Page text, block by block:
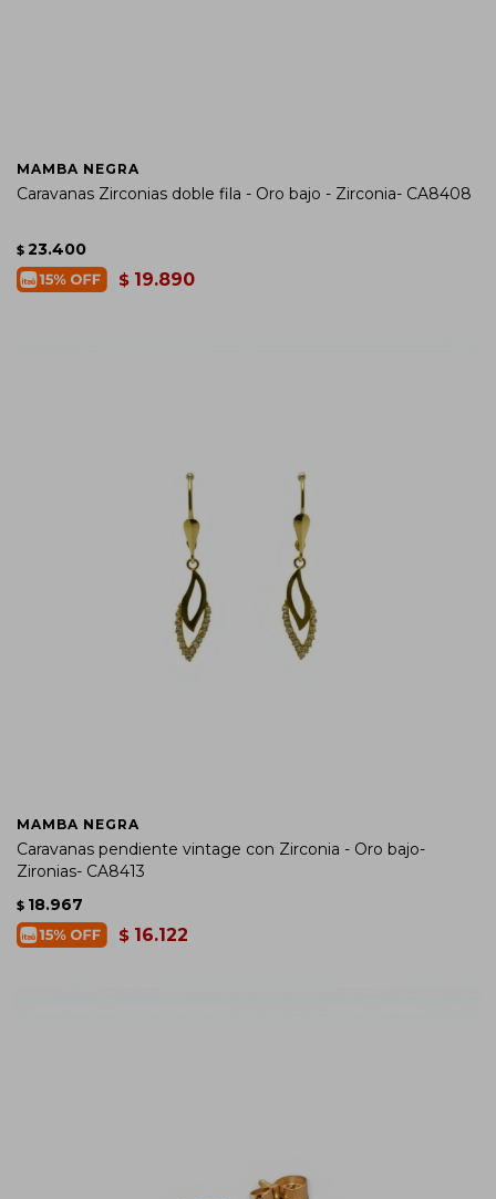
MAMBA NEGRA
Caravanas Zirconias doble fila - Oro bajo - Zirconia- CA8408
$ 23.400
$ 19.890
MAMBA NEGRA
Caravanas pendiente vintage con Zirconia - Oro bajo-
Zironias- CA8413
$ 18.967
$ 16.122